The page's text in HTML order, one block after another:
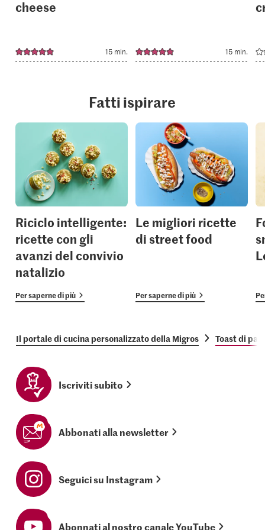
cheese
15 min. 15 min.
Fatti ispirare
Riciclo intelligente:
ricette con gli
avanzi del convivio
natalizio
Per saperne di più
Le migliori ricette
di street food
Per saperne di più
Il portale di cucina personalizzato della Migros Toast di
Iscriviti subito
Abbonati alla newsletter
Seguici su Instagram
Abonnati al nostro canale YouTube